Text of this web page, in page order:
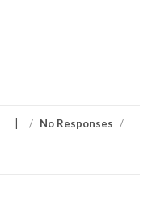
/ No Responses /